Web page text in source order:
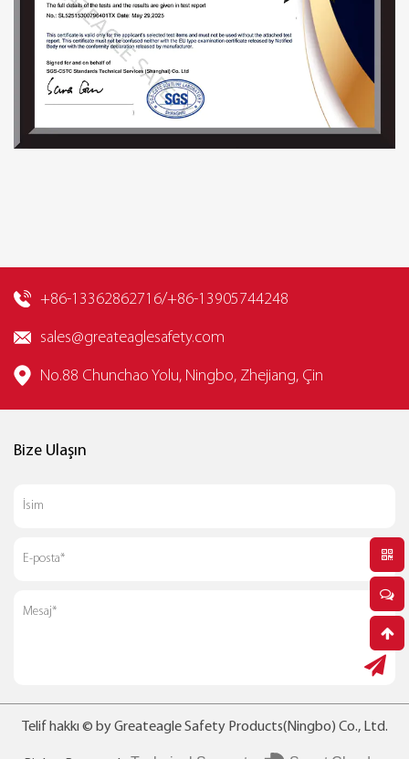
+86-13362862716/+86-13905744248
sales@greateaglesafety.com
No.88 Chunchao Yolu, Ningbo, Zhejiang, Çin
Bize Ulaşın
Telif hakkı © by Greateagle Safety Products(Ningbo) Co., Ltd.